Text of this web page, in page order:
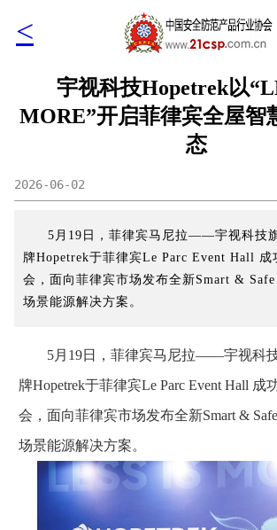
<
宇视科技Hopetrek以
MORE”开启菲律宾全屋智
态
2026-06-02
5月19日，菲律宾马尼拉——宇视科技
牌Hopetrek于菲律宾Le Parc Event Hall 成
会，面向菲律宾市场发布全新Smart &
场景能源解决方案。
5月19日，菲律宾马尼拉——宇视科技
牌Hopetrek于菲律宾Le Parc Event Hall 成
会，面向菲律宾市场发布全新Smart &
场景能源解决方案。